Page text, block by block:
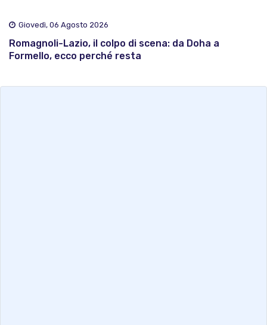
Giovedì, 06 Agosto 2026
Romagnoli-Lazio, il colpo di scena: da Doha a
Formello, ecco perché resta